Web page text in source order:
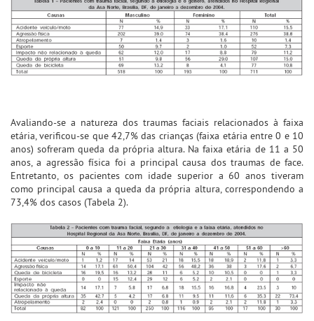
Avaliando-se a natureza dos traumas faciais relacionados à faixa
etária, verificou-se que 42,7% das crianças (faixa etária entre 0 e 10
anos) sofreram queda da própria altura. Na faixa etária de 11 a 50
anos, a agressão física foi a principal causa dos traumas de face.
Entretanto, os pacientes com idade superior a 60 anos tiveram
como principal causa a queda da própria altura, correspondendo a
73,4% dos casos (Tabela 2).